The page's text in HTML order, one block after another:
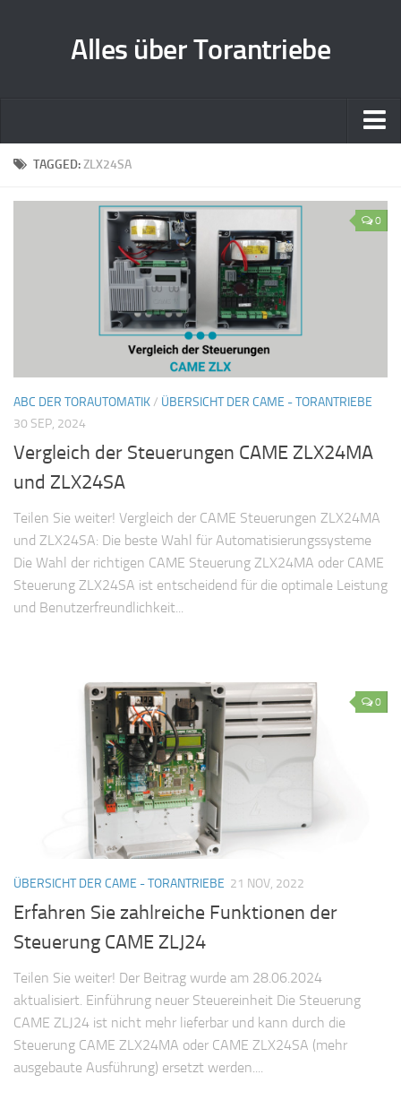
Alles über Torantriebe
Home
TAGGED:ZLX24SA
0
ABC DER TORAUTOMATIK/ ÜBERSICHT DER CAME - TORANTRIEBE
30 SEP, 2024
Vergleich der Steuerungen CAME ZLX24MA
und ZLX24SA
Teilen Sie weiter! Vergleich der CAME Steuerungen ZLX24MA
und ZLX24SA: Die beste Wahl für Automatisierungssysteme
Die Wahl der richtigen CAME Steuerung ZLX24MA oder CAME
Steuerung ZLX24SA ist entscheidend für die optimale Leistung
und Benutzerfreundlichkeit...
0
ÜBERSICHT DER CAME - TORANTRIEBE 21 NOV, 2022
Erfahren Sie zahlreiche Funktionen der
Steuerung CAME ZLJ24
Teilen Sie weiter! Der Beitrag wurde am 28.06.2024
aktualisiert. Einführung neuer Steuereinheit Die Steuerung
CAME ZLJ24 ist nicht mehr lieferbar und kann durch die
Steuerung CAME ZLX24MA oder CAME ZLX24SA (mehr
ausgebaute Ausführung) ersetzt werden....